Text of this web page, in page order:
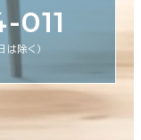
011
除く）